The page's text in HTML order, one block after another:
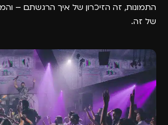
התמונות, זה הזיכרון של איך הרגשתם –
של זה.